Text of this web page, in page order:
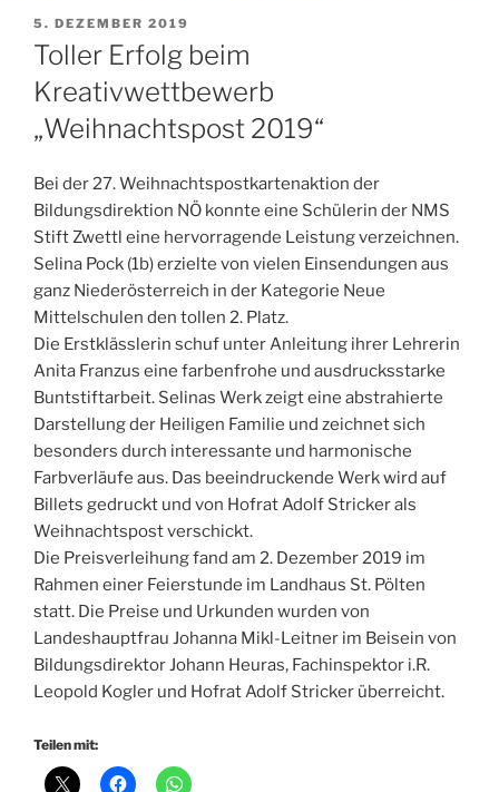
VERÖFFENTLICHT
AM
5. DEZEMBER 2019
Toller Erfolg beim
Kreativwettbewerb
„Weihnachtspost 2019“
Bei der 27. Weihnachtspostkartenaktion der
Bildungsdirektion NÖ konnte eine Schülerin der NMS
Stift Zwettl eine hervorragende Leistung verzeichnen.
Selina Pock (1b) erzielte von vielen Einsendungen aus
ganz Niederösterreich in der Kategorie Neue
Mittelschulen den tollen 2. Platz.
Die Erstklässlerin schuf unter Anleitung ihrer Lehrerin
Anita Franzus eine farbenfrohe und ausdrucksstarke
Buntstiftarbeit. Selinas Werk zeigt eine abstrahierte
Darstellung der Heiligen Familie und zeichnet sich
besonders durch interessante und harmonische
Farbverläufe aus. Das beeindruckende Werk wird auf
Billets gedruckt und von Hofrat Adolf Stricker als
Weihnachtspost verschickt.
Die Preisverleihung fand am 2. Dezember 2019 im
Rahmen einer Feierstunde im Landhaus St. Pölten
statt. Die Preise und Urkunden wurden von
Landeshauptfrau Johanna Mikl-Leitner im Beisein von
Bildungsdirektor Johann Heuras, Fachinspektor i.R.
Leopold Kogler und Hofrat Adolf Stricker überreicht.
Teilen mit: